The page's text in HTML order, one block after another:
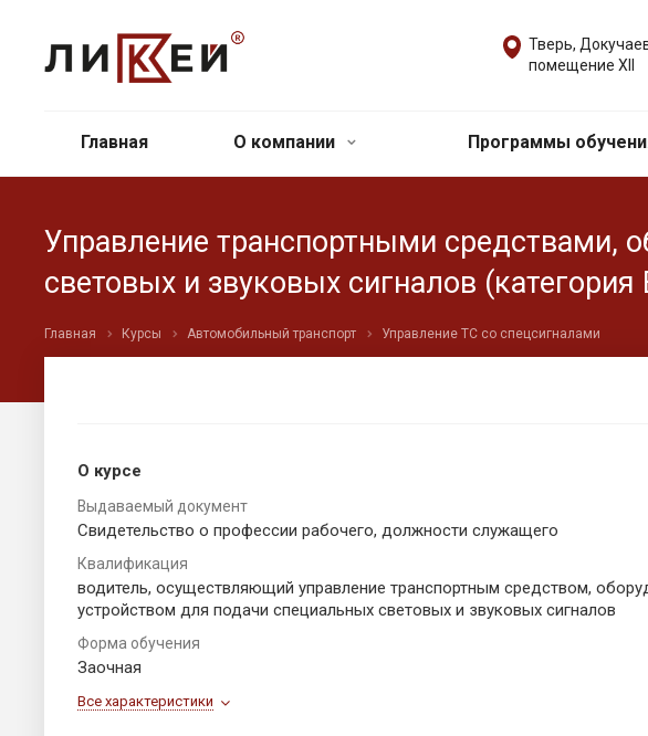
Тверь,
помещение XII
Главная О компании Программы
Управление транспортными средствами,
световых и звуковых сигналов (категория
Главная Курсы Автомобильный транспорт Управление ТС со спецсигналами
О курсе
Выдаваемый документ
Свидетельство о профессии рабочего, должности служащего
Квалификация
водитель, осуществляющий управление транспортным средством,
устройством для подачи специальных световых и звуковых сигналов
Форма обучения
Заочная
Все характеристики